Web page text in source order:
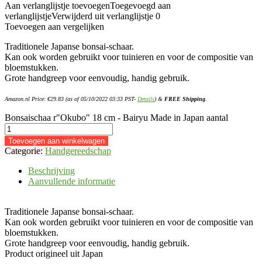
Aan verlanglijstje toevoegenToegevoegd aan
verlanglijstjeVerwijderd uit verlanglijstje 0
Toevoegen aan vergelijken
Traditionele Japanse bonsai-schaar.
Kan ook worden gebruikt voor tuinieren en voor de compositie van
bloemstukken.
Grote handgreep voor eenvoudig, handig gebruik.
Amazon.nl Price: €29.83 (as of 05/10/2022 03:33 PST- Details) & FREE Shipping
Bonsaischaa r"Okubo" 18 cm - Bairyu Made in Japan aantal
Toevoegen aan winkelwagen
Categorie: Handgereedschap
Beschrijving
Aanvullende informatie
Traditionele Japanse bonsai-schaar.
Kan ook worden gebruikt voor tuinieren en voor de compositie van
bloemstukken.
Grote handgreep voor eenvoudig, handig gebruik.
Product origineel uit Japan